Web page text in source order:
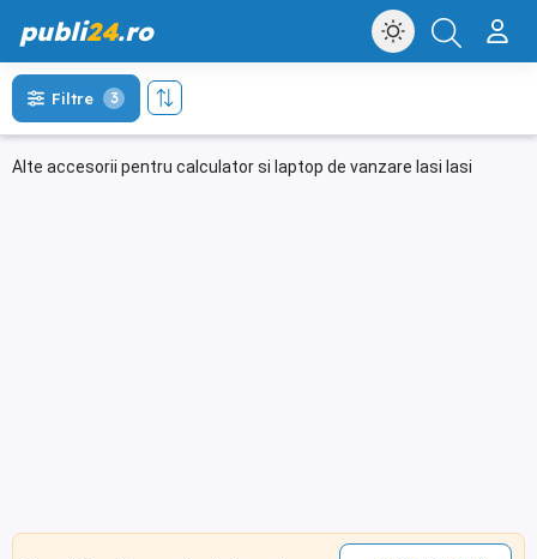
publi24.ro
Alte accesorii pentru calculator si laptop de vanzare Iasi Iasi
Filtre 3